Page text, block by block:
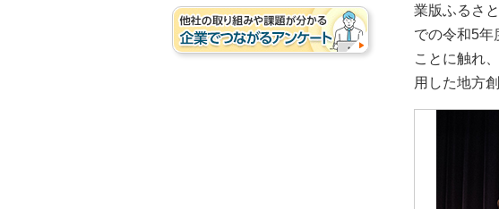
業版ふるさ
での令和5年
ことに触れ
用した地方